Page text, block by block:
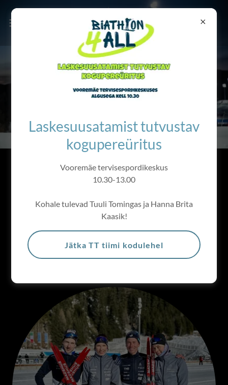
TT TIIM
Teretulemast TT tiimi kodulehele!
TT TIIM
Laskesuusatamist tutvustav
kogupereüritus
Vooremäe tervisespordikeskus
10.30-13.00
Kohale tulevad Tuuli Tomingas ja Hanna Brita
Kaasik!
Jätka TT tiimi kodulehel